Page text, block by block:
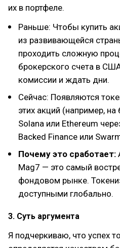
их в портфеле.
Раньше: Чтобы купить
из развивающейся
проходить сложную
брокерского счета в
комиссии и ждать дни.
Сейчас: Появляются
этих акций (например,
Solana или Ethereum
Backed Finance или
Почему это сработает:
Mag7 — это самый
фондовом рынке.
доступными глобально.
3. Суть аргумента
Я подчеркиваю, что успех